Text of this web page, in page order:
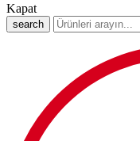
Kapat
search